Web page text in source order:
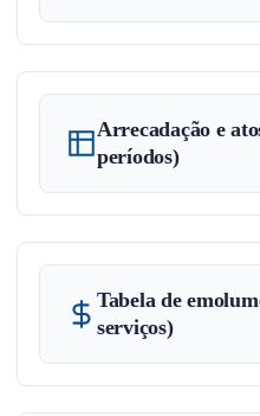
Arrecadação e
períodos)
Tabela de
serviços)